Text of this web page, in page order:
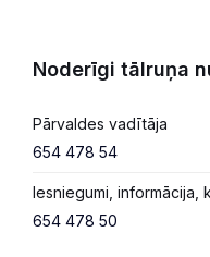
Noderīgi tālruņa
Pārvaldes vadītāja
654 478 54
Iesniegumi, informācija,
654 478 50